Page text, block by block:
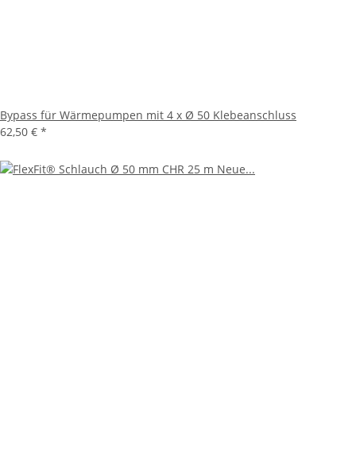
Bypass für Wärmepumpen mit 4 x Ø 50 Klebeanschluss
62,50 € *